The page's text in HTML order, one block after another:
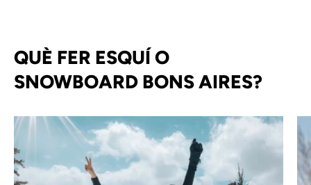
QUÈ FER ESQUÍ O
SNOWBOARD BONS AIRES?